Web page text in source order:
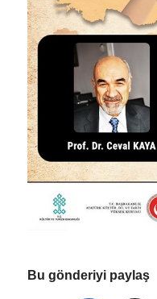
Bu gönderiyi paylaş